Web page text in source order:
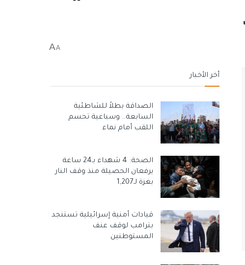
A
A
أخر الأخبار
الصداقة بطلاً للشاطئية
السابعة.. وسباعية تحسم
اللقب أمام نماء
الصحة: 4 شهداء بـ24 ساعة
يرفعان الحصيلة منذ وقف النار
بغزة لـ1,207
قيادات أمنية إسرائيلية تستنجد
بترامب لوقف عنف
المستوطنين